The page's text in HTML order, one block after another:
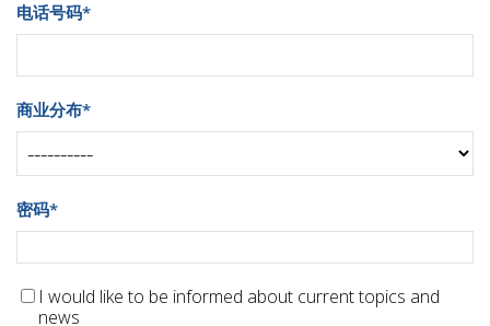
电话号码*
商业分布*
密码*
I would like to be informed about current topics and
news